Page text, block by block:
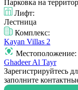
Парковка на
Лифт:
Лестница
Комплекс:
Kayan Villas 2
Местоположение:
Ghadeer Al Tayr
Зарегистрируйтесь
заполните